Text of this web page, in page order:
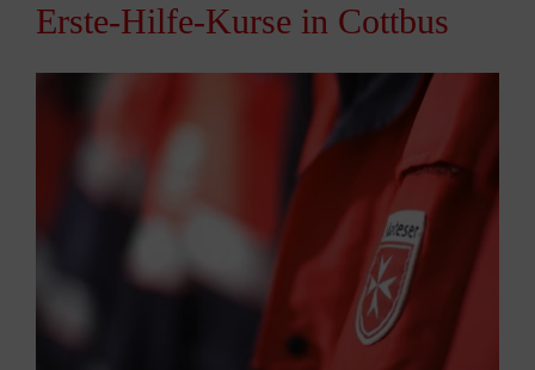
Erste-Hilfe-Kurse in Cottbus